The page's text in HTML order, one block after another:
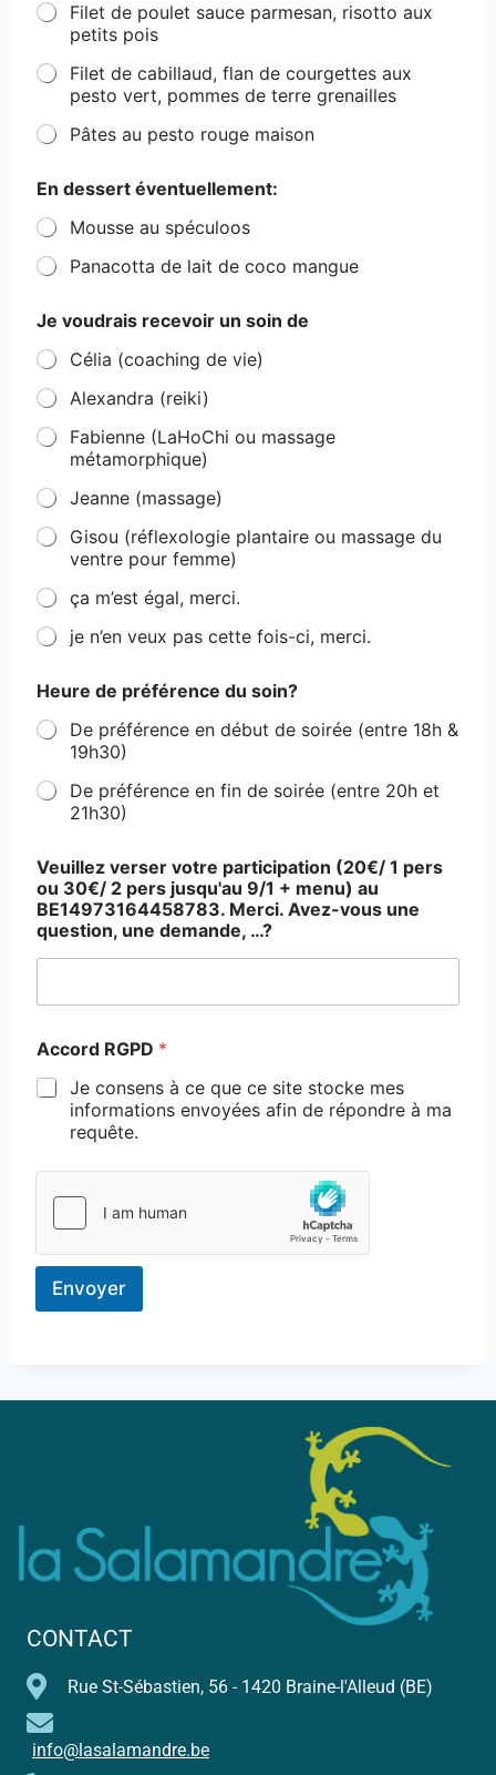
Filet de poulet sauce parmesan, risotto aux
petits pois
Filet de cabillaud, flan de courgettes aux
pesto vert, pommes de terre grenailles
Pâtes au pesto rouge maison
En dessert éventuellement:
Mousse au spéculoos
Panacotta de lait de coco mangue
Je voudrais recevoir un soin de
Célia (coaching de vie)
Alexandra (reiki)
Fabienne (LaHoChi ou massage
métamorphique)
Jeanne (massage)
Gisou (réflexologie plantaire ou massage du
ventre pour femme)
ça m’est égal, merci.
je n’en veux pas cette fois-ci, merci.
Heure de préférence du soin?
De préférence en début de soirée (entre 18h &
19h30)
De préférence en fin de soirée (entre 20h et
21h30)
Veuillez verser votre participation (20€/ 1 pers
ou 30€/ 2 pers jusqu'au 9/1 + menu) au
BE14973164458783. Merci. Avez-vous une
question, une demande, …?
Accord RGPD *
Je consens à ce que ce site stocke mes
informations envoyées afin de répondre à ma
requête.
Envoyer
CONTACT
Rue St-Sébastien, 56 - 1420 Braine-l'Alleud (BE)
info@lasalamandre.be